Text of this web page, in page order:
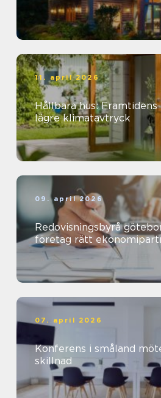
11. april 2026
Hållbara hus:
lägre klimatavtryck
09. april 2026
Redovisningsbyrå göteborg så
företag rätt
07. april 2026
Konferens i småland möten som gör
skillnad